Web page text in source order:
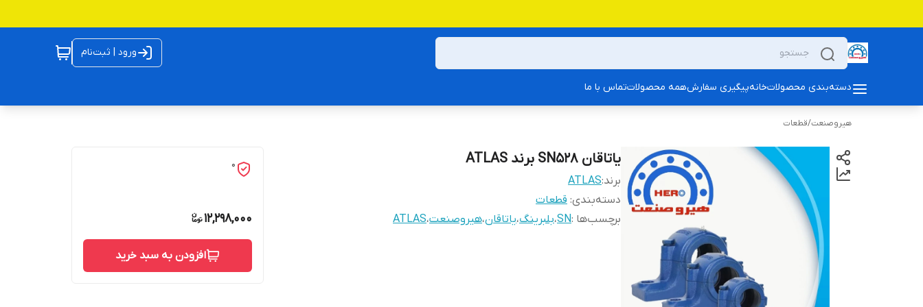
ورود | ثبت‌نام
دسته‌بندی محصولاتخانهپیگیری سفارشهمه محصولاتتماس با ما
هیروصنعت/قطعات
یاتاقان SN528 برند ATLAS
برند:ATLAS
دسته‌بندی: قطعات
برچسب‌ها :SN،بلبرینگ،یاتاقان،هیروصنعت،ATLAS
0
12,298,000
افزودن به سبد خرید